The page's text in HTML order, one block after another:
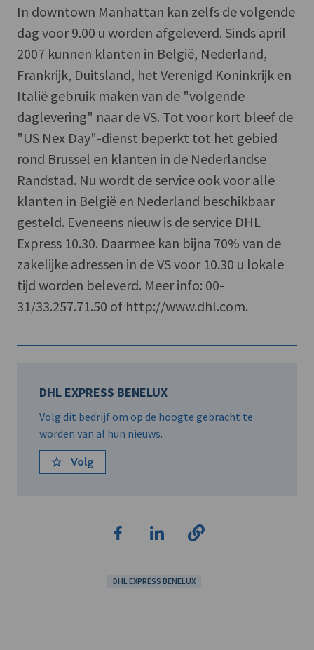
In downtown Manhattan kan zelfs de volgende
dag voor 9.00 u worden afgeleverd. Sinds april
2007 kunnen klanten in België, Nederland,
Frankrijk, Duitsland, het Verenigd Koninkrijk en
Italië gebruik maken van de "volgende
daglevering" naar de VS. Tot voor kort bleef de
"US Nex Day"-dienst beperkt tot het gebied
rond Brussel en klanten in de Nederlandse
Randstad. Nu wordt de service ook voor alle
klanten in België en Nederland beschikbaar
gesteld. Eveneens nieuw is de service DHL
Express 10.30. Daarmee kan bijna 70% van de
zakelijke adressen in de VS voor 10.30 u lokale
tijd worden beleverd. Meer info: 00-
31/33.257.71.50 of http://www.dhl.com.
DHL EXPRESS BENELUX
Volg dit bedrijf om op de hoogte gebracht te
worden van al hun nieuws.
Volg
DHL EXPRESS BENELUX